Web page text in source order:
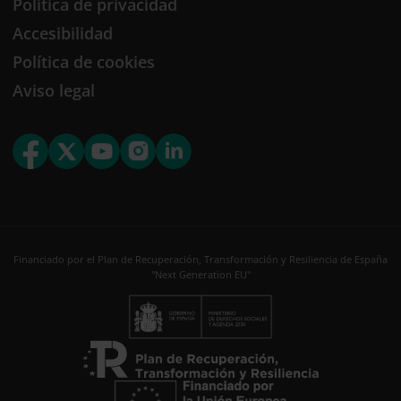
Política de privacidad
Accesibilidad
Política de cookies
Aviso legal
Financiado por el Plan de Recuperación, Transformación y Resiliencia de España
"Next Generation EU"